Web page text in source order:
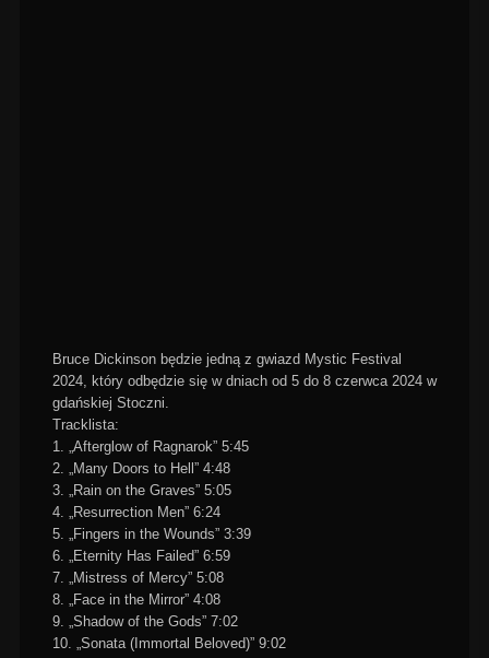
Bruce Dickinson będzie jedną z gwiazd Mystic Festival
2024, który odbędzie się w dniach od 5 do 8 czerwca 2024 w
gdańskiej Stoczni.
Tracklista:
1. „Afterglow of Ragnarok” 5:45
2. „Many Doors to Hell” 4:48
3. „Rain on the Graves” 5:05
4. „Resurrection Men” 6:24
5. „Fingers in the Wounds” 3:39
6. „Eternity Has Failed” 6:59
7. „Mistress of Mercy” 5:08
8. „Face in the Mirror” 4:08
9. „Shadow of the Gods” 7:02
10. „Sonata (Immortal Beloved)” 9:02